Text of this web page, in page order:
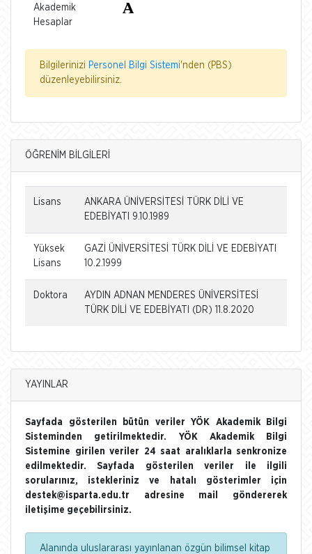
Akademik
Hesaplar
Bilgilerinizi Personel Bilgi Sistemi'nden (PBS)
düzenleyebilirsiniz.
ÖĞRENİM BİLGİLERİ
Lisans
ANKARA ÜNİVERSİTESİ TÜRK DİLİ VE
EDEBİYATI 9.10.1989
Yüksek
Lisans
GAZİ ÜNİVERSİTESİ TÜRK DİLİ VE EDEBİYATI
10.2.1999
Doktora
AYDIN ADNAN MENDERES ÜNİVERSİTESİ
TÜRK DİLİ VE EDEBİYATI (DR) 11.8.2020
YAYINLAR
Sayfada gösterilen bütün veriler YÖK Akademik Bilgi
Sisteminden getirilmektedir. YÖK Akademik Bilgi
Sistemine girilen veriler 24 saat aralıklarla senkronize
edilmektedir. Sayfada gösterilen veriler ile ilgili
sorularınız, istekleriniz ve hatalı gösterimler için
destek@isparta.edu.tr adresine mail göndererek
iletişime geçebilirsiniz.
Alanında uluslararası yayınlanan özgün bilimsel kitap